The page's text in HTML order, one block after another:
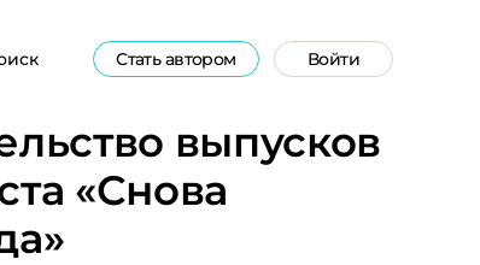
Стать автором Войти
выпусков
«Снова